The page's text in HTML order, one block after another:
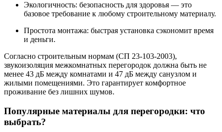
Экологичность: безопасность для здоровья — это
базовое требование к любому строительному материалу.
Простота монтажа: быстрая установка сэкономит время
и деньги.
Согласно строительным нормам (СП 23-103-2003),
звукоизоляция межкомнатных перегородок должна быть не
менее 43 дБ между комнатами и 47 дБ между санузлом и
жилыми помещениями. Это гарантирует комфортное
проживание без лишних шумов.
Популярные материалы для перегородки: что
выбрать?